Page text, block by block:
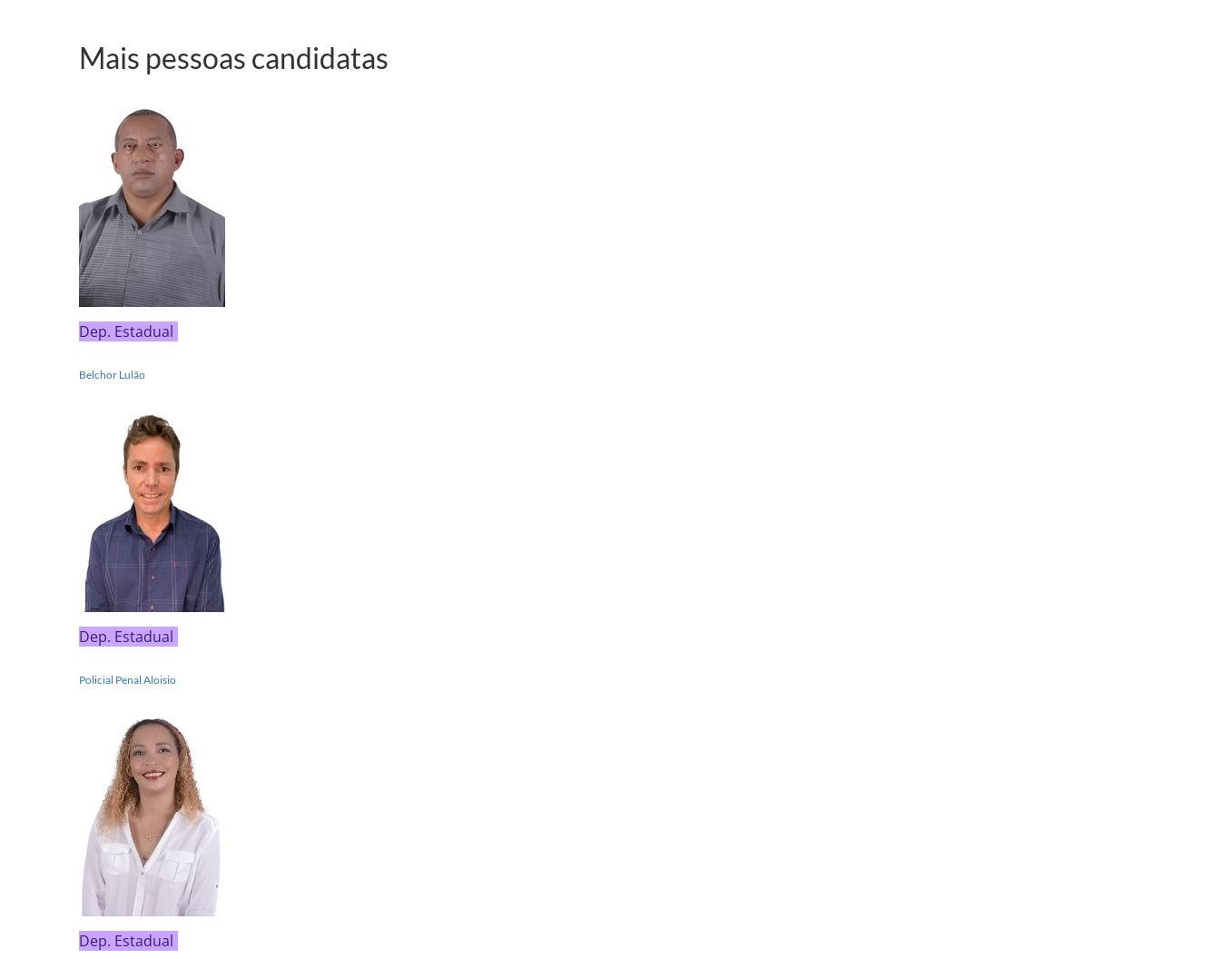
Mais pessoas candidatas
Dep. Estadual
Belchor Lulão
Dep. Estadual
Policial Penal Aloisio
Dep. Estadual